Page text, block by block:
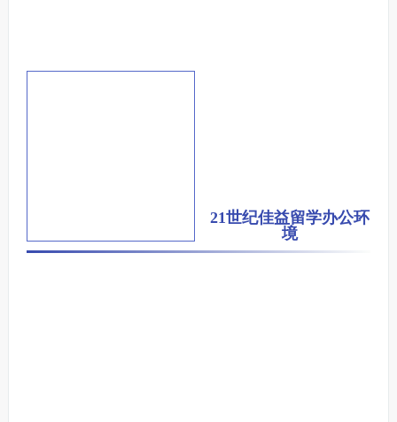
21世纪佳益留学办公环
境